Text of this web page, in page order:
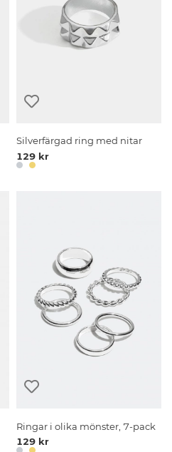
Silverfärgad ring med nitar
129 kr
Ringar i olika mönster, 7-pack
129 kr